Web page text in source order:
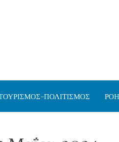
ΠΟΛΙΤΙΣΜΟΣ